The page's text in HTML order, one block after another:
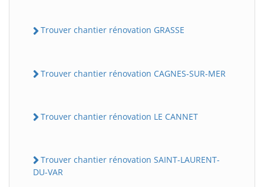
Trouver chantier rénovation GRASSE
Trouver chantier rénovation CAGNES-SUR-MER
Trouver chantier rénovation LE CANNET
Trouver chantier rénovation SAINT-LAURENT-
DU-VAR